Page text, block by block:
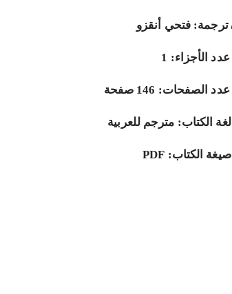
ترجمة: فتحي أنقزو
عدد الأجزاء: 1
عدد الصفحات: 146 صفحة
لغة الكتاب: مترجم للعربية
صيغة الكتاب: PDF